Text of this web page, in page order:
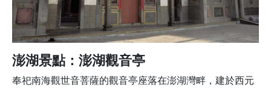
澎湖景點：澎湖觀音亭
奉祀南海觀世音菩薩的觀音亭座落在澎湖灣畔，建於西元